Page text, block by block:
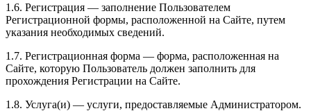
1.6. Регистрация — заполнение Пользователем
Регистрационной формы, расположенной на Сайте, путем
указания необходимых сведений.
1.7. Регистрационная форма — форма, расположенная на
Сайте, которую Пользователь должен заполнить для
прохождения Регистрации на Сайте.
1.8. Услуга(и) — услуги, предоставляемые Администратором.